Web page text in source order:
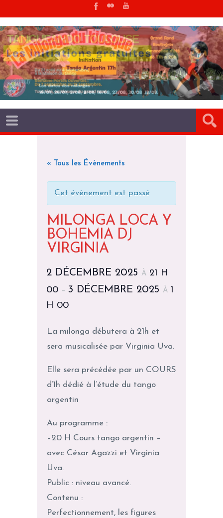
« Tous les Évènements
Cet évènement est passé
MILONGA LOCA Y
BOHEMIA DJ
VIRGINIA
2 DÉCEMBRE 2025 À 21 H
00 – 3 DÉCEMBRE 2025 À 1
H 00
La milonga débutera à 21h et
sera musicalisée par Virginia Uva.
Elle sera précédée par un COURS
d’1h dédié à l’étude du tango
argentin
​Au programme :
–20 H Cours tango argentin –
avec César Agazzi et Virginia
Uva.
Public : niveau avancé.
Contenu :
Perfectionnement, les figures